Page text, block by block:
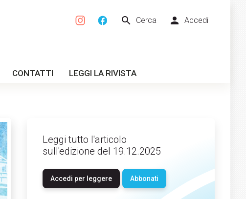
search Cerca person Accedi
CONTATTI LEGGI LA RIVISTA
Leggi tutto l'articolo
sull'edizione del 19.12.2025
Accedi per leggere Abbonati